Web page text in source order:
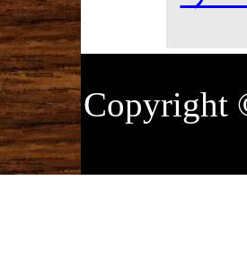
Copyright